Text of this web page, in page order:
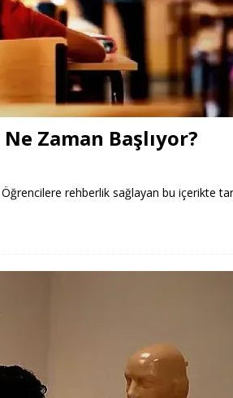
Zaman Başlıyor?
rehberlik sağlayan bu içerikte